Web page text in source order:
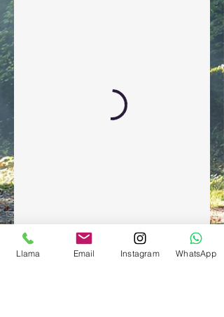
Llama Email Instagram WhatsApp